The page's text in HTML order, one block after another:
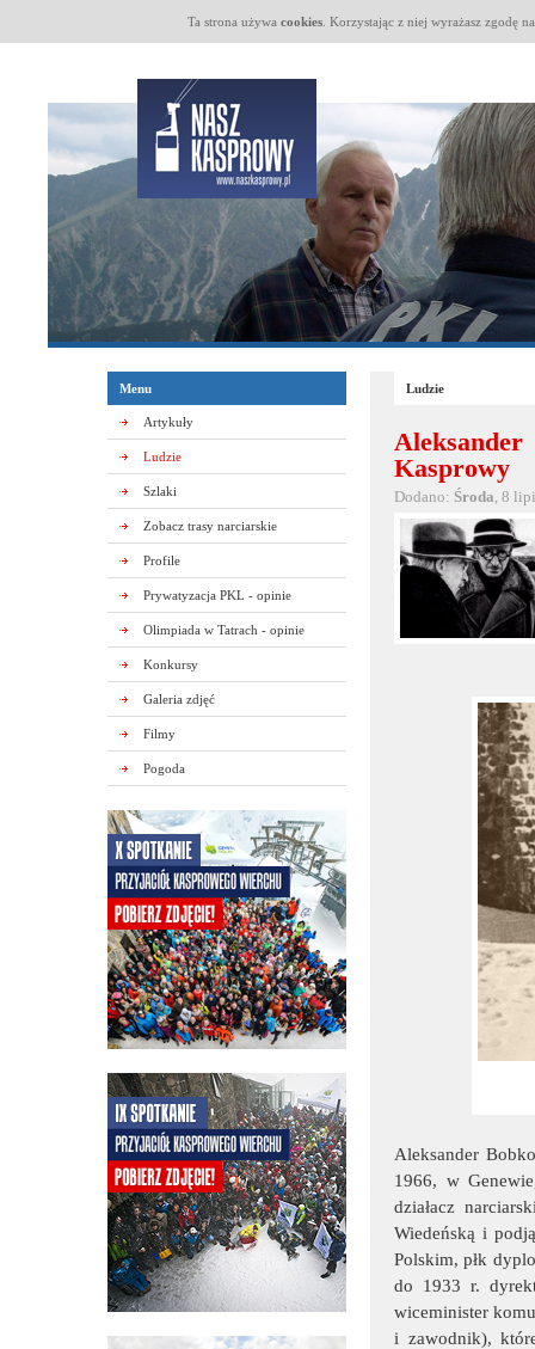
Ta strona używa cookies. Korzystając z niej wyrażasz zgodę
Menu
Artykuły
Ludzie
Szlaki
Zobacz trasy narciarskie
Profile
Prywatyzacja PKL - opinie
Olimpiada w Tatrach - opinie
Konkursy
Galeria zdjęć
Filmy
Pogoda
Ludzie
Kasprowy
Dodano: Środa, 8
Aleksander
1966, w
działacz
Wiedeńską i
Polskim, płk
do 1933 r.
wiceminister
i zawodnik),